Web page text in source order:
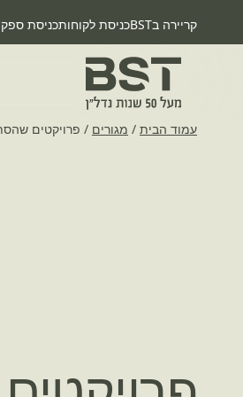
קריירה בBST כניסת לקוחותכניסת
עמוד הבית / מגורים / פרויקטים